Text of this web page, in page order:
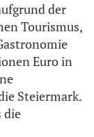
der
Tourismus,
Euro in
Steiermark.
die